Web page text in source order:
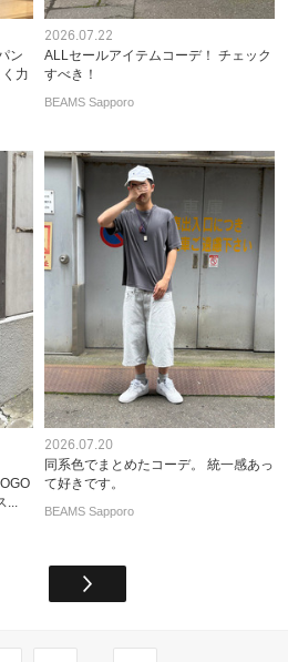
ン
力
2026.07.22
ALLセールアイテムコーデ！ チェック
すべき！
BEAMS Sapporo
...
2026.07.20
同系色でまとめたコーデ。 統一感あっ
て好きです。
BEAMS Sapporo